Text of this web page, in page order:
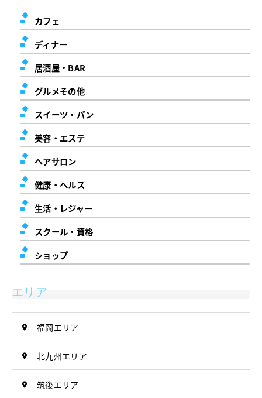
カフェ
ディナー
居酒屋・BAR
グルメその他
スイーツ・パン
美容・エステ
ヘアサロン
健康・ヘルス
生活・レジャー
スクール・資格
ショップ
エリア
福岡エリア
北九州エリア
筑後エリア